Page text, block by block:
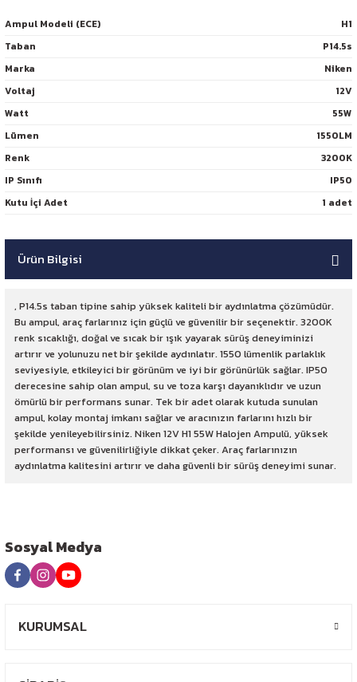
Ampul Modeli (ECE)
H1
Taban
P14.5s
Marka
Niken
Voltaj
12V
Watt
55W
Lümen
1550LM
Renk
3200K
IP Sınıfı
IP50
Kutu İçi Adet
1 adet
Ürün Bilgisi
, P14.5s taban tipine sahip yüksek kaliteli bir aydınlatma çözümüdür.
Bu ampul, araç farlarınız için güçlü ve güvenilir bir seçenektir. 3200K
renk sıcaklığı, doğal ve sıcak bir ışık yayarak sürüş deneyiminizi
artırır ve yolunuzu net bir şekilde aydınlatır. 1550 lümenlik parlaklık
seviyesiyle, etkileyici bir görünüm ve iyi bir görünürlük sağlar. IP50
derecesine sahip olan ampul, su ve toza karşı dayanıklıdır ve uzun
ömürlü bir performans sunar. Tek bir adet olarak kutuda sunulan
ampul, kolay montaj imkanı sağlar ve aracınızın farlarını hızlı bir
şekilde yenileyebilirsiniz. Niken 12V H1 55W Halojen Ampulü, yüksek
performansı ve güvenilirliğiyle dikkat çeker. Araç farlarınızın
aydınlatma kalitesini artırır ve daha güvenli bir sürüş deneyimi sunar.
Sosyal Medya
KURUMSAL